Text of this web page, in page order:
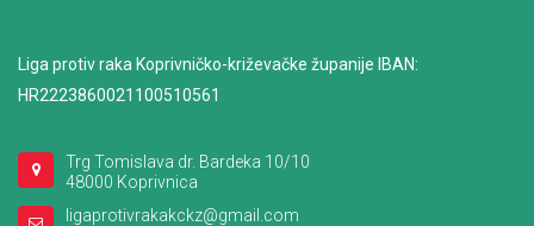
Liga protiv raka Koprivničko-križevačke županije IBAN:
HR2223860021100510561
Trg Tomislava dr. Bardeka 10/10
48000 Koprivnica
ligaprotivrakakckz@gmail.com